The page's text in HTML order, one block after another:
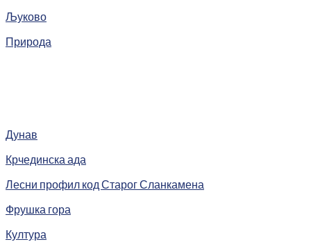
Љуково
Природа
Дунав
Крчединска ада
Лесни профил код Старог Сланкамена
Фрушка гора
Култура